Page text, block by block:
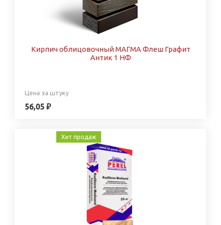
Кирпич облицовочный МАГМА Флеш Графит
Антик 1 НФ
Цена за штуку
56,05 ₽
Хит продаж